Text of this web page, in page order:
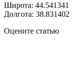
Широта: 44.541341
Долгота: 38.831402
Оцените статью